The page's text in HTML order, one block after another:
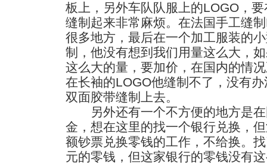
板上，另外车队队服上的LOGO，
缝制起来非常麻烦。在法国手工缝
很多地方，最后在一个加工服装的
制，他没有想到我们用量这么大，
这么大的量，要加价，在国内的情
在长袖的LOGO他缝制不了，没有
双面胶带缝制上去。
另外还有一个不方便的地方是在
金，想在这里的找一个银行兑换，
额钞票兑换零钱的工作，不给换。
元的零钱，但这家银行的零钱没有